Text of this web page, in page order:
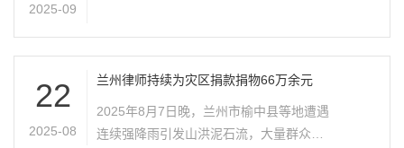
心公益，及青年律师的培养等方面做重..
期、全面战略合作伙伴关系，实现合作共
建、优势互补、共同发展。兰州市警察协
2025-09
22
2025-08
兰州律师持续为灾区捐款捐物66万余元
2025年8月7日晚，兰州市榆中县等地遭遇
连续强降雨引发山洪泥石流，大量群众受